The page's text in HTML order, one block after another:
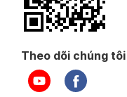
Theo dõi chúng tôi